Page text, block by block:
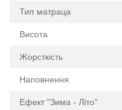
Тип матраца
Висота
Жорсткість
Наповнення
Ефект "Зима - Літо"